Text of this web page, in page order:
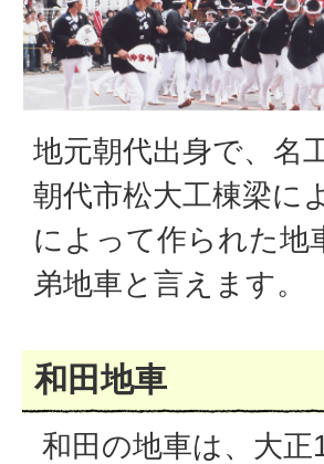
地元朝代出身で、名
朝代市松大工棟梁に
によって作られた地
弟地車と言えます。
和田地車
和田の地車は、大正